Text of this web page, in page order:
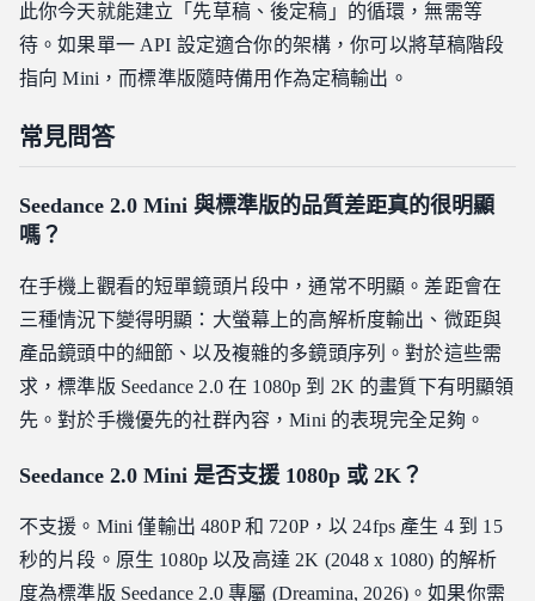
此你今天就能建立「先草稿、後定稿」的循環，無需等
待。如果單一 API 設定適合你的架構，你可以將草稿階段
指向 Mini，而標準版隨時備用作為定稿輸出。
常見問答
Seedance 2.0 Mini 與標準版的品質差距真的很明顯
嗎？
在手機上觀看的短單鏡頭片段中，通常不明顯。差距會在
三種情況下變得明顯：大螢幕上的高解析度輸出、微距與
產品鏡頭中的細節、以及複雜的多鏡頭序列。對於這些需
求，標準版 Seedance 2.0 在 1080p 到 2K 的畫質下有明顯領
先。對於手機優先的社群內容，Mini 的表現完全足夠。
Seedance 2.0 Mini 是否支援 1080p 或 2K？
不支援。Mini 僅輸出 480P 和 720P，以 24fps 產生 4 到 15
秒的片段。原生 1080p 以及高達 2K (2048 x 1080) 的解析
度為標準版 Seedance 2.0 專屬 (Dreamina, 2026)。如果你需